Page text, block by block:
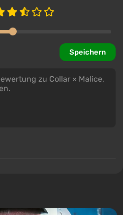
macht jede neue
und persönlicher.
Speichern